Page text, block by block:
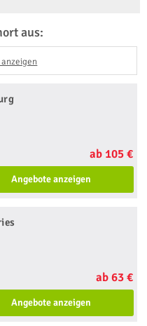
aus:
ab 105 €
Angebote anzeigen
ab 63 €
Angebote anzeigen